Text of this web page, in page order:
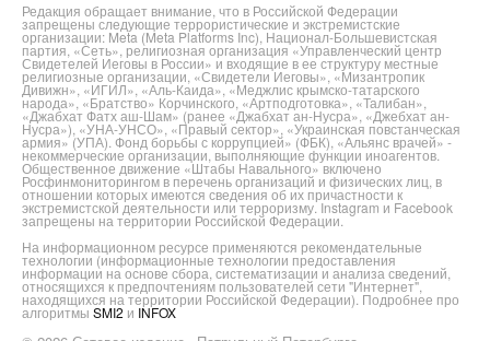
Редакция обращает внимание, что в Российской Федерации
запрещены следующие террористические и экстремистские
организации: Meta (Meta Platforms Inc), Национал-Большевистская
партия, «Сеть», религиозная организация «Управленческий центр
Свидетелей Иеговы в России» и входящие в ее структуру местные
религиозные организации, «Свидетели Иеговы», «Мизантропик
Дивижн», «ИГИЛ», «Аль-Каида», «Меджлис крымско-татарского
народа», «Братство» Корчинского, «Артподготовка», «Талибан»,
«Джабхат Фатх аш-Шам» (ранее «Джабхат ан-Нусра», «Джебхат ан-
Нусра»), «УНА-УНСО», «Правый сектор», «Украинская повстанческая
армия» (УПА). Фонд борьбы с коррупцией» (ФБК), «Альянс врачей» -
некоммерческие организации, выполняющие функции иноагентов.
Общественное движение «Штабы Навального» включено
Росфинмониторингом в перечень организаций и физических лиц, в
отношении которых имеются сведения об их причастности к
экстремистской деятельности или терроризму. Instagram и Facebook
запрещены на территории Российской Федерации.
На информационном ресурсе применяются рекомендательные
технологии (информационные технологии предоставления
информации на основе сбора, систематизации и анализа сведений,
относящихся к предпочтениям пользователей сети "Интернет",
находящихся на территории Российской Федерации). Подробнее про
алгоритмы SMI2 и INFOX